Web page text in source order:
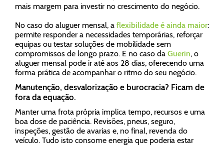
mais margem para investir no crescimento do negócio.
No caso do aluguer mensal, a flexibilidade é ainda maior:
permite responder a necessidades temporárias, reforçar
equipas ou testar soluções de mobilidade sem
compromissos de longo prazo. E no caso da Guerin, o
aluguer mensal pode ir até aos 28 dias, oferecendo uma
forma prática de acompanhar o ritmo do seu negócio.
Manutenção, desvalorização e burocracia? Ficam de
fora da equação.
Manter uma frota própria implica tempo, recursos e uma
boa dose de paciência. Revisões, pneus, seguro,
inspeções, gestão de avarias e, no final, revenda do
veículo. Tudo isto consome energia que poderia estar